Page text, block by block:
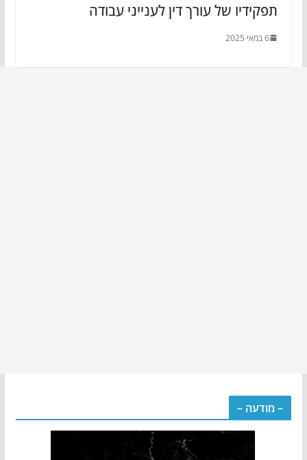
תפקידיו של עורך דין לענייני עבודה
6 במאי 2025
– מודעה –